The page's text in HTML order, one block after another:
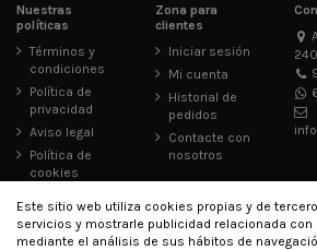
Nuestras
políticas
Términos y
condiciones
Política de
privacidad
Aviso legal
Política de
cookies
Zona para
clientes
Iniciar sesión
Mi cuenta
Historial de
pedidos
Contacte con
nosotros
Este sitio web utiliza cookies propias y de
servicios y mostrarle publicidad relacionada
mediante el análisis de sus hábitos de